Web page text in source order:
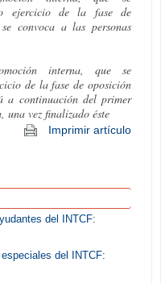
ejercicio de la fase de
convoca a las personas
interna, que se
de la fase de oposición
a continuación del primer
una vez finalizado éste
Imprimir artículo
del INTCF:
del INTCF: